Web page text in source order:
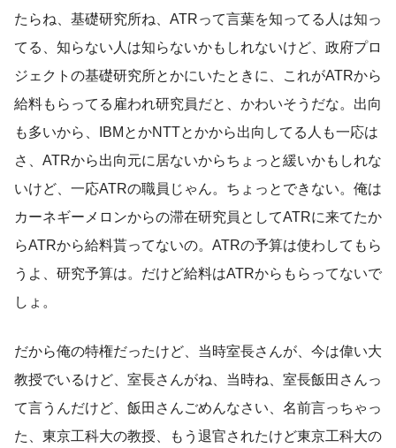
たらね、基礎研究所ね、ATRって言葉を知ってる人は知っ
てる、知らない人は知らないかもしれないけど、政府プロ
ジェクトの基礎研究所とかにいたときに、これがATRから
給料もらってる雇われ研究員だと、かわいそうだな。出向
も多いから、IBMとかNTTとかから出向してる人も一応は
さ、ATRから出向元に居ないからちょっと緩いかもしれな
いけど、一応ATRの職員じゃん。ちょっとできない。俺は
カーネギーメロンからの滞在研究員としてATRに来てたか
らATRから給料貰ってないの。ATRの予算は使わしてもら
うよ、研究予算は。だけど給料はATRからもらってないで
しょ。
だから俺の特権だったけど、当時室長さんが、今は偉い大
教授でいるけど、室長さんがね、当時ね、室長飯田さんっ
て言うんだけど、飯田さんごめんなさい、名前言っちゃっ
た、東京工科大の教授、もう退官されたけど東京工科大の